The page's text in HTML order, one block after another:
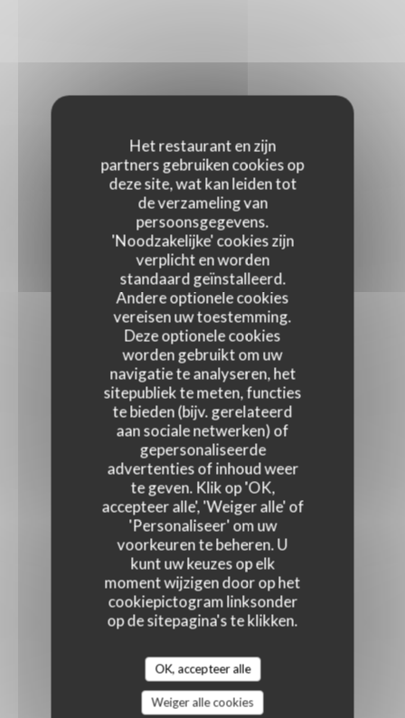
Het restaurant en zijn
partners gebruiken cookies op
deze site, wat kan leiden tot
de verzameling van
persoonsgegevens.
'Noodzakelijke' cookies zijn
verplicht en worden
standaard geïnstalleerd.
Andere optionele cookies
vereisen uw toestemming.
Deze optionele cookies
worden gebruikt om uw
navigatie te analyseren, het
sitepubliek te meten, functies
te bieden (bijv. gerelateerd
aan sociale netwerken) of
gepersonaliseerde
advertenties of inhoud weer
te geven. Klik op 'OK,
accepteer alle', 'Weiger alle' of
'Personaliseer' om uw
voorkeuren te beheren. U
kunt uw keuzes op elk
moment wijzigen door op het
cookiepictogram linksonder
op de sitepagina's te klikken.
OK, accepteer alle
Weiger alle cookies